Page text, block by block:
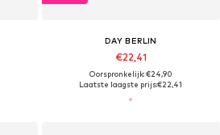
DAY BERLIN
€22,41
Oorspronkelijk: €24,90
Laatste laagste prijs:€22,41